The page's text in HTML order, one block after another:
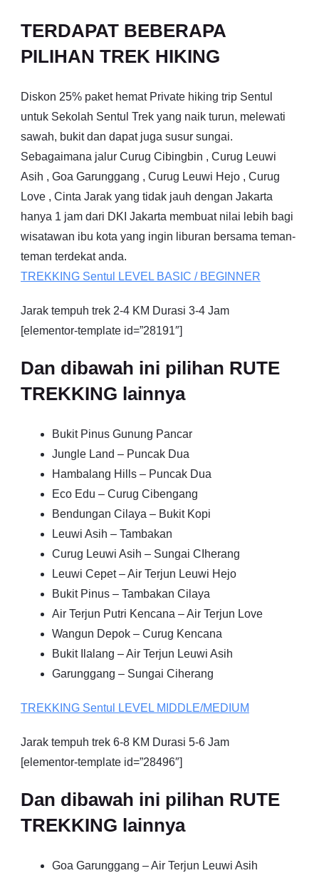
TERDAPAT BEBERAPA
PILIHAN TREK HIKING
Diskon 25% paket hemat Private hiking trip Sentul
untuk Sekolah Sentul Trek yang naik turun, melewati
sawah, bukit dan dapat juga susur sungai.
Sebagaimana jalur Curug Cibingbin , Curug Leuwi
Asih , Goa Garunggang , Curug Leuwi Hejo , Curug
Love , Cinta Jarak yang tidak jauh dengan Jakarta
hanya 1 jam dari DKI Jakarta membuat nilai lebih bagi
wisatawan ibu kota yang ingin liburan bersama teman-
teman terdekat anda.
TREKKING Sentul LEVEL BASIC / BEGINNER
Jarak tempuh trek 2-4 KM Durasi 3-4 Jam
[elementor-template id=”28191″]
Dan dibawah ini pilihan RUTE
TREKKING lainnya
Bukit Pinus Gunung Pancar
Jungle Land – Puncak Dua
Hambalang Hills – Puncak Dua
Eco Edu – Curug Cibengang
Bendungan Cilaya – Bukit Kopi
Leuwi Asih – Tambakan
Curug Leuwi Asih – Sungai CIherang
Leuwi Cepet – Air Terjun Leuwi Hejo
Bukit Pinus – Tambakan Cilaya
Air Terjun Putri Kencana – Air Terjun Love
Wangun Depok – Curug Kencana
Bukit Ilalang – Air Terjun Leuwi Asih
Garunggang – Sungai Ciherang
TREKKING Sentul LEVEL MIDDLE/MEDIUM
Jarak tempuh trek 6-8 KM Durasi 5-6 Jam
[elementor-template id=”28496″]
Dan dibawah ini pilihan RUTE
TREKKING lainnya
Goa Garunggang – Air Terjun Leuwi Asih